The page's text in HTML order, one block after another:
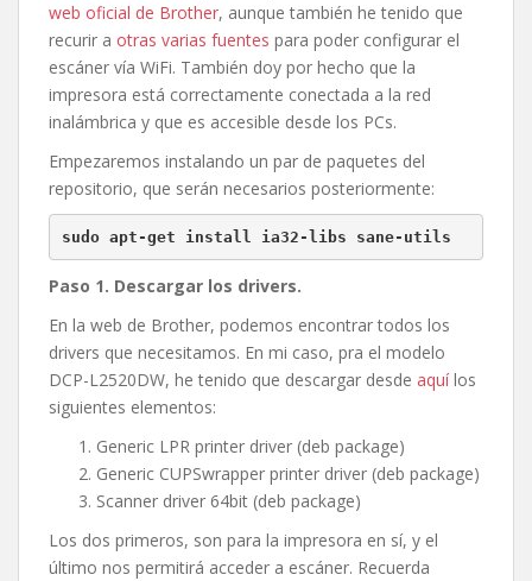
web oficial de Brother, aunque también he tenido que
recurir a otras varias fuentes para poder configurar el
escáner vía WiFi. También doy por hecho que la
impresora está correctamente conectada a la red
inalámbrica y que es accesible desde los PCs.
Empezaremos instalando un par de paquetes del
repositorio, que serán necesarios posteriormente:
sudo apt-get install ia32-libs sane-utils
Paso 1. Descargar los drivers.
En la web de Brother, podemos encontrar todos los
drivers que necesitamos. En mi caso, pra el modelo
DCP-L2520DW, he tenido que descargar desde aquílos
siguientes elementos:
Generic LPR printer driver (deb package)
Generic CUPSwrapper printer driver (deb package)
Scanner driver 64bit (deb package)
Los dos primeros, son para la impresora en sí, y el
último nos permitirá acceder a escáner. Recuerda